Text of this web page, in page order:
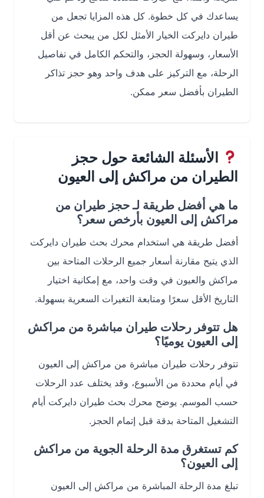
يساعدك في كل خطوة. كل هذه المزايا تجعل من
طيران دايركت الخيار الأمثل لكل من يبحث عن أقل
الأسعار، وسهولة الحجز، والتحكم الكامل في تفاصيل
الرحلة، مع التركيز على هدف واحد وهو حجز تذاكر
الطيران بأفضل سعر ممكن.
الأسئلة الشائعة حول حجز
الطيران من مراكش إلى العيون
ما هي أفضل طريقة لـ حجز طيران من
مراكش إلى العيون بأرخص سعر؟
أفضل طريقة هي استخدام محرك بحث طيران دايركت
الذي يتيح مقارنة أسعار جميع الرحلات المتاحة بين
مراكش والعيون في وقت واحد، مع إمكانية اختيار
التاريخ الأقل سعرًا ومتابعة التغيرات السعرية بسهولة.
هل تتوفر رحلات طيران مباشرة من مراكش
إلى العيون يوميًا؟
تتوفر رحلات طيران مباشرة من مراكش إلى العيون
في أيام محددة من الأسبوع، وقد يختلف عدد الرحلات
حسب الموسم. يوضح محرك بحث طيران دايركت أيام
التشغيل المتاحة بدقة قبل إتمام الحجز.
كم تستغرق مدة الرحلة الجوية من مراكش
إلى العيون؟
تبلغ مدة الرحلة المباشرة من مراكش إلى العيون